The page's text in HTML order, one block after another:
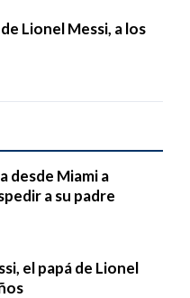
Lionel Messi, a los
desde Miami a
a su padre
el papá de Lionel